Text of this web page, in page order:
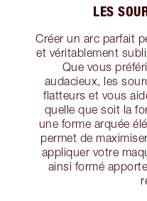
LES
Créer un arc parfait
et véritablement
Que vous
audacieux, les
flatteurs et vous
quelle que soit la
une forme arquée
permet de
appliquer votre
ainsi formé